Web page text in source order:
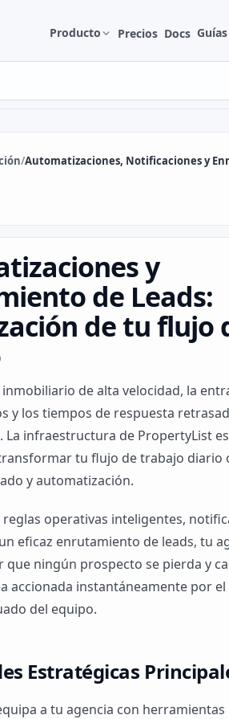
Producto Precios Docs Guías
/Automatizaciones, Notificaciones y
y
de Leads:
de tu flujo
de alta velocidad, la
y los tiempos de respuesta
La infraestructura de PropertyList
tu flujo de trabajo diario
y automatización.
operativas inteligentes,
eficaz enrutamiento de leads, tu
que ningún prospecto se pierda y
accionada instantáneamente por el
del equipo.
Estratégicas
a tu agencia con herramientas